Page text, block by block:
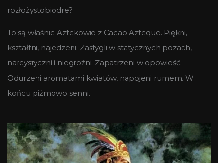
rozłożystobiodre?
To są właśnie Aztekowie z Cacao Azteque. Piękni,
kształtni, najedzeni. Zastygli w statycznych pozach,
narcystyczni i niegroźni. Zapatrzeni w opowieść.
Odurzeni aromatami kwiatów, napojeni rumem. W
końcu piżmowo senni.